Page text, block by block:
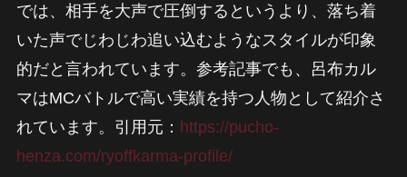
では、相手を大声で圧倒するというより、落ち着
いた声でじわじわ追い込むようなスタイルが印象
的だと言われています。参考記事でも、呂布カル
マはMCバトルで高い実績を持つ人物として紹介さ
れています。引用元： https://pucho-
henza.com/ryoffkarma-profile/